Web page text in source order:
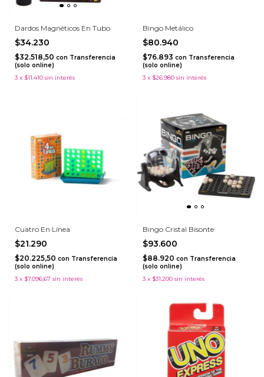
Dardos Magnéticos En Tubo
$34.230
$32.518,50 con Transferencia
(solo online)
3 x $11.410 sin interés
Bingo Metálico
$80.940
$76.893 con Transferencia
(solo online)
3 x $26.980 sin interés
Cuatro En Línea
$21.290
$20.225,50 con Transferencia
(solo online)
3 x $7.096,67 sin interés
Bingo Cristal Bisonte
$93.600
$88.920 con Transferencia
(solo online)
3 x $31.200 sin interés